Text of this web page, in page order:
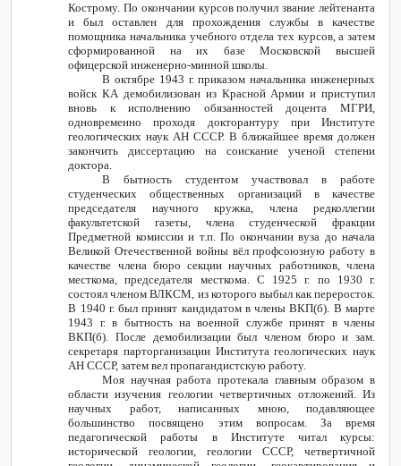
Кострому. По окончании курсов получил звание лейтенанта
и был оставлен для прохождения службы в качестве
помощника начальника учебного отдела тех курсов, а затем
сформированной на их базе Московской высшей
офицерской инженерно-минной школы.
В октябре 1943 г. приказом начальника инженерных
войск КА демобилизован из Красной Армии и приступил
вновь к исполнению обязанностей доцента МГРИ,
одновременно проходя докторантуру при Институте
геологических наук АН СССР. В ближайшее время должен
закончить диссертацию на соискание ученой степени
доктора.
В бытность студентом участвовал в работе
студенческих общественных организаций в качестве
председателя научного кружка, члена редколлегии
факультетской газеты, члена студенческой фракции
Предметной комиссии и т.п. По окончании вуза до начала
Великой Отечественной войны вёл профсоюзную работу в
качестве члена бюро секции научных работников, члена
месткома, председателя месткома. С 1925 г. по 1930 г.
состоял членом ВЛКСМ, из которого выбыл как переросток.
В 1940 г. был принят кандидатом в члены ВКП(б). В марте
1943 г. в бытность на военной службе принят в члены
ВКП(б). После демобилизации был членом бюро и зам.
секретаря парторганизации Института геологических наук
АН СССР, затем вел пропагандистскую работу.
Моя научная работа протекала главным образом в
области изучения геологии четвертичных отложений. Из
научных работ, написанных мною, подавляющее
большинство посвящено этим вопросам. За время
педагогической работы в Институте читал курсы:
исторической геологии, геологии СССР, четвертичной